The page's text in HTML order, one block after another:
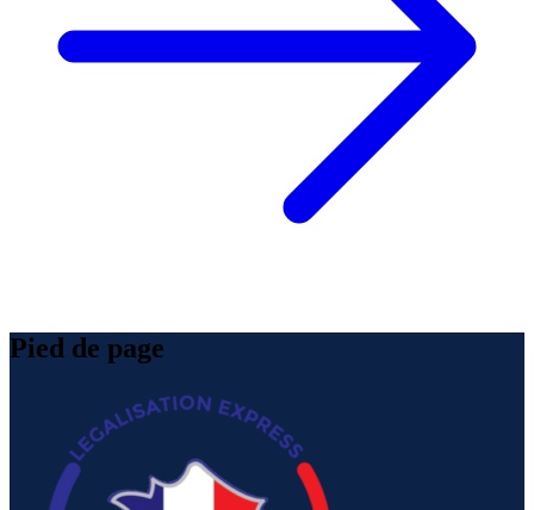
Pied de page